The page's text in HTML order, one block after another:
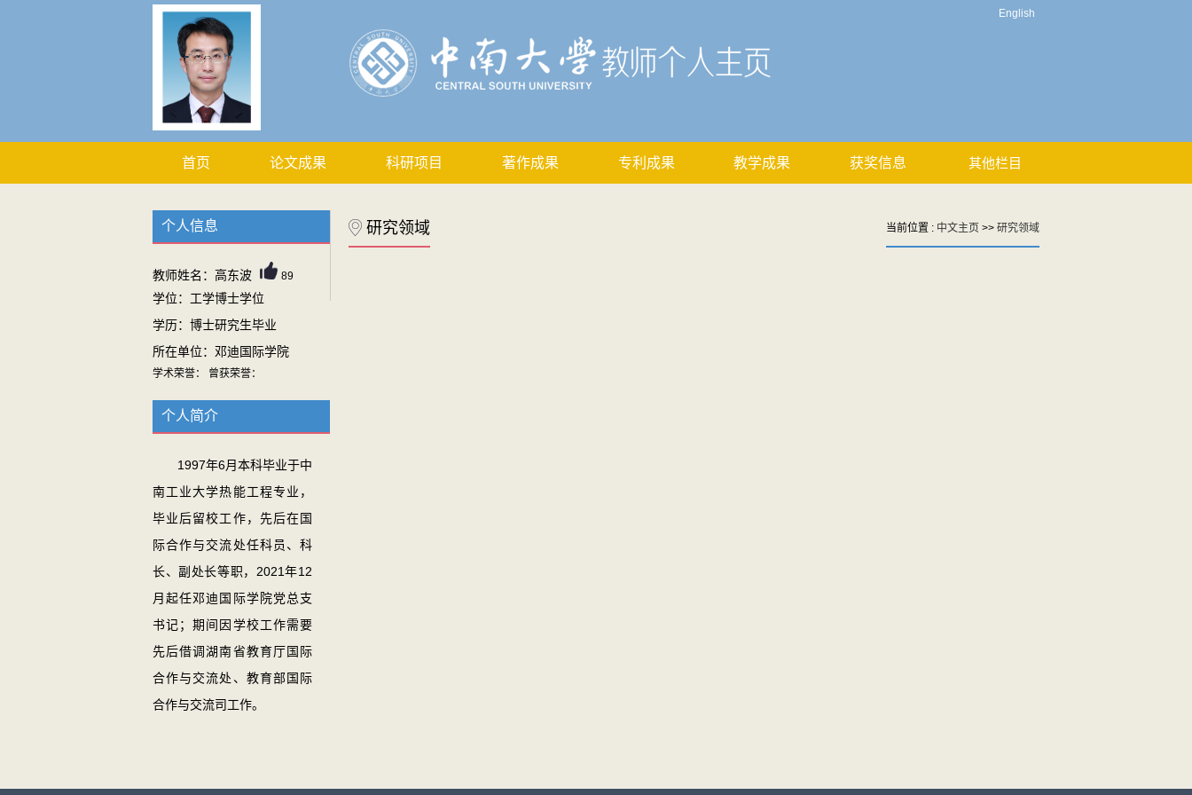
English
首页 论文成果 科研项目 著作成果 专利成果 教学成果 获奖信息 其他栏目
个人信息
教师姓名：高东波 89
学位：工学博士学位
学历：博士研究生毕业
所在单位：邓迪国际学院
学术荣誉： 曾获荣誉：
个人简介
1997年6月本科毕业于中
南工业大学热能工程专业，
毕业后留校工作，先后在国
际合作与交流处任科员、科
长、副处长等职，2021年12
月起任邓迪国际学院党总支
书记；期间因学校工作需要
先后借调湖南省教育厅国际
合作与交流处、教育部国际
合作与交流司工作。
研究领域 当前位置 : 中文主页 >> 研究领域